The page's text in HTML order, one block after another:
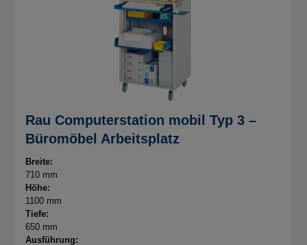
Rau Computerstation mobil Typ 3 –
Büromöbel Arbeitsplatz
Breite:
710 mm
Höhe:
1100 mm
Tiefe:
650 mm
Ausführung: